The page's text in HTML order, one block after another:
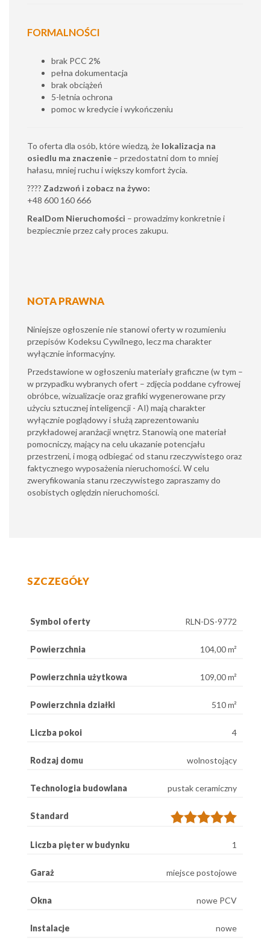
FORMALNOŚCI
brak PCC 2%
pełna dokumentacja
brak obciążeń
5-letnia ochrona
pomoc w kredycie i wykończeniu
To oferta dla osób, które wiedzą, że lokalizacja na
osiedlu ma znaczenie – przedostatni dom to mniej
hałasu, mniej ruchu i większy komfort życia.
???? Zadzwoń i zobacz na żywo:
+48 600 160 666
RealDom Nieruchomości – prowadzimy konkretnie i
bezpiecznie przez cały proces zakupu.
NOTA PRAWNA
Niniejsze ogłoszenie nie stanowi oferty w rozumieniu
przepisów Kodeksu Cywilnego, lecz ma charakter
wyłącznie informacyjny.
​Przedstawione w ogłoszeniu materiały graficzne (w tym –
w przypadku wybranych ofert – zdjęcia poddane cyfrowej
obróbce, wizualizacje oraz grafiki wygenerowane przy
użyciu sztucznej inteligencji - AI) mają charakter
wyłącznie poglądowy i służą zaprezentowaniu
przykładowej aranżacji wnętrz. Stanowią one materiał
pomocniczy, mający na celu ukazanie potencjału
przestrzeni, i mogą odbiegać od stanu rzeczywistego oraz
faktycznego wyposażenia nieruchomości. W celu
zweryfikowania stanu rzeczywistego zapraszamy do
osobistych oględzin nieruchomości.
SZCZEGÓŁY
Symbol oferty RLN-DS-9772
Powierzchnia 104,00 m²
Powierzchnia użytkowa 109,00 m²
Powierzchnia działki 510 m²
Liczba pokoi 4
Rodzaj domu wolnostojący
Technologia budowlana pustak ceramiczny
Standard
Liczba pięter w budynku 1
Garaż miejsce postojowe
Okna nowe PCV
Instalacje nowe